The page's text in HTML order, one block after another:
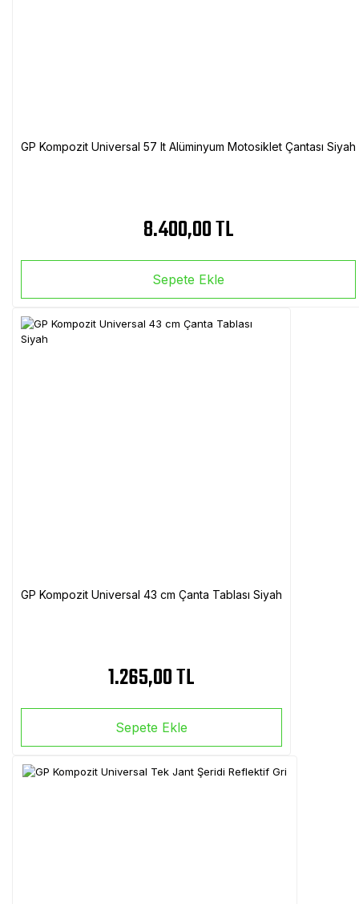
GP Kompozit Universal 57 lt Alüminyum Motosiklet Çantası Siyah
8.400,00 TL
Sepete Ekle
GP Kompozit Universal 43 cm Çanta Tablası Siyah
1.265,00 TL
Sepete Ekle